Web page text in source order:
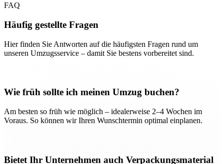
FAQ
Häufig gestellte Fragen
Hier finden Sie Antworten auf die häufigsten Fragen rund um
unseren Umzugsservice – damit Sie bestens vorbereitet sind.
Wie früh sollte ich meinen Umzug buchen?
Am besten so früh wie möglich – idealerweise 2–4 Wochen im
Voraus. So können wir Ihren Wunschtermin optimal einplanen.
Bietet Ihr Unternehmen auch Verpackungsmaterial